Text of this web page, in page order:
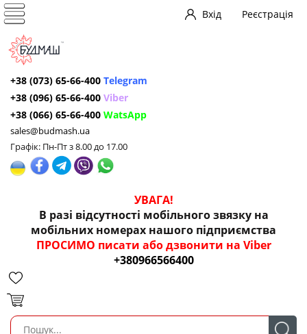
Вхід Реєстрація
+38 (073) 65-66-400 Telegram
+38 (096) 65-66-400 Viber
+38 (066) 65-66-400 WatsApp
sales@budmash.ua
Графік: Пн-Пт з 8.00 до 17.00
УВАГА!
В разі відсутності мобільного звязку на
мобільних номерах нашого підприємства
ПРОСИМО писати або дзвонити на Viber
+380966566400